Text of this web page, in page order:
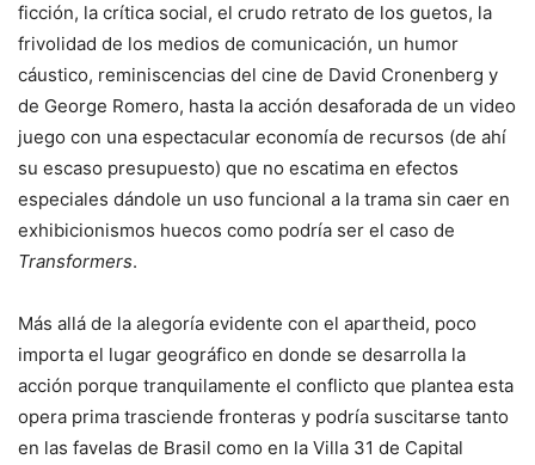
ficción, la crítica social, el crudo retrato de los guetos, la
frivolidad de los medios de comunicación, un humor
cáustico, reminiscencias del cine de David Cronenberg y
de George Romero, hasta la acción desaforada de un video
juego con una espectacular economía de recursos (de ahí
su escaso presupuesto) que no escatima en efectos
especiales dándole un uso funcional a la trama sin caer en
exhibicionismos huecos como podría ser el caso de
Transformers.
Más allá de la alegoría evidente con el apartheid, poco
importa el lugar geográfico en donde se desarrolla la
acción porque tranquilamente el conflicto que plantea esta
opera prima trasciende fronteras y podría suscitarse tanto
en las favelas de Brasil como en la Villa 31 de Capital